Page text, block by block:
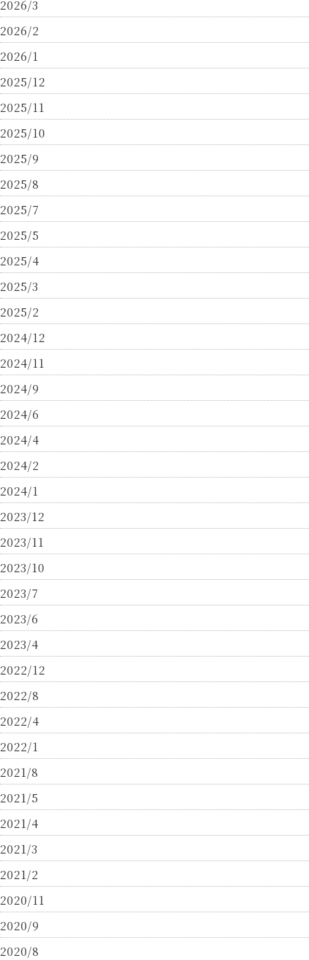
2026/3
2026/2
2026/1
2025/12
2025/11
2025/10
2025/9
2025/8
2025/7
2025/5
2025/4
2025/3
2025/2
2024/12
2024/11
2024/9
2024/6
2024/4
2024/2
2024/1
2023/12
2023/11
2023/10
2023/7
2023/6
2023/4
2022/12
2022/8
2022/4
2022/1
2021/8
2021/5
2021/4
2021/3
2021/2
2020/11
2020/9
2020/8